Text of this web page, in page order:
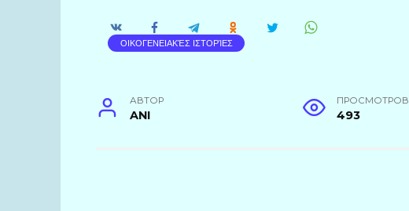
ΟΙΚΟΓΕΝΕΙΑΚΈΣ ΙΣΤΟΡΊΕΣ
АВТОР
ANI
ПРОСМОТРОВ
493